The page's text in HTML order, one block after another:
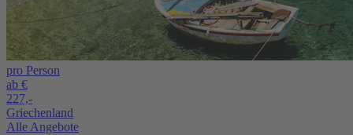
pro Person
ab €
227,-
Griechenland
Alle Angebote